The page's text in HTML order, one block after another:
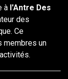
à l'Antre Des
des
Ce
membres un